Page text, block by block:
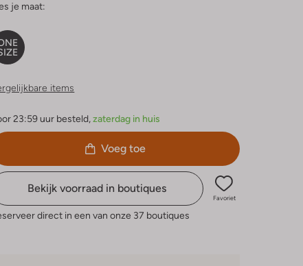
je maat:
items
23:59 uur besteld, zaterdag in huis
Voeg toe
Bekijk voorraad in boutiques
Favoriet
direct in een van onze 37 boutiques